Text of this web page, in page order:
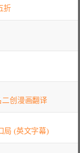
折
创漫画翻译
局 (英文字幕)